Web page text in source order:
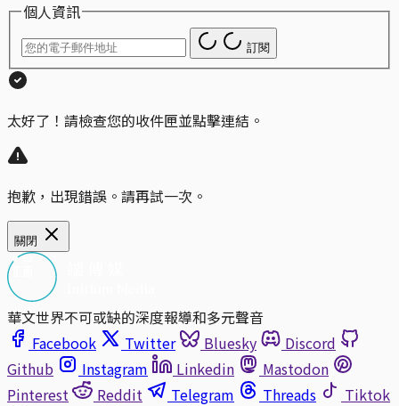
個人資訊
訂閱
太好了！請檢查您的收件匣並點擊連結。
抱歉，出現錯誤。請再試一次。
關閉
華文世界不可或缺的深度報導和多元聲音
Facebook
Twitter Bluesky
Discord
Github
Instagram Linkedin
Mastodon
Pinterest
Reddit Telegram Threads
Tiktok